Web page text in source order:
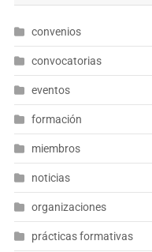
convenios
convocatorias
eventos
formación
miembros
noticias
organizaciones
prácticas formativas